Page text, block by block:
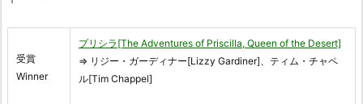
受賞
Winner
プリシラ[The Adventures of Priscilla, Queen of the Desert]
⇒ リジー・ガーディナー[Lizzy Gardiner]、ティム・チャペ
ル[Tim Chappel]